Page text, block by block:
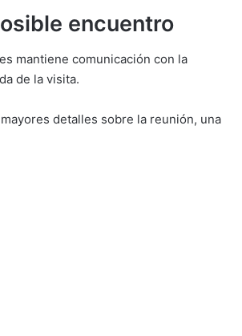
encuentro
mantiene comunicación con la
de la visita.
detalles sobre la reunión, una